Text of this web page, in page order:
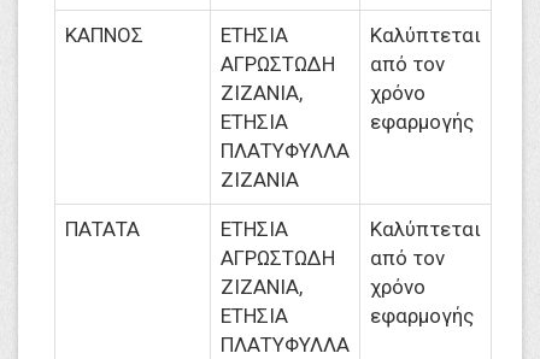
ΚΑΠΝΟΣ
ΕΤΗΣΙΑ
ΑΓΡΩΣΤΩΔΗ
ΖΙΖΑΝΙΑ,
ΕΤΗΣΙΑ
ΠΛΑΤΥΦΥΛΛΑ
ΖΙΖΑΝΙΑ
Καλύπτεται
από τον
χρόνο
εφαρμογής
ΠΑΤΑΤΑ
ΕΤΗΣΙΑ
ΑΓΡΩΣΤΩΔΗ
ΖΙΖΑΝΙΑ,
ΕΤΗΣΙΑ
ΠΛΑΤΥΦΥΛΛΑ
Καλύπτεται
από τον
χρόνο
εφαρμογής